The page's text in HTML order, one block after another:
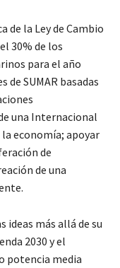
de la Ley de Cambio
30% de los
para el año
de SUMAR basadas
una Internacional
economía; apoyar
de
de una
ideas más allá de su
2030 y el
potencia media